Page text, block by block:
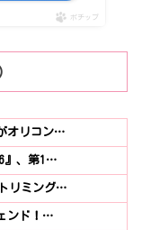
ポチップ
オリコン…
』、第1…
トリミング…
ンド！…